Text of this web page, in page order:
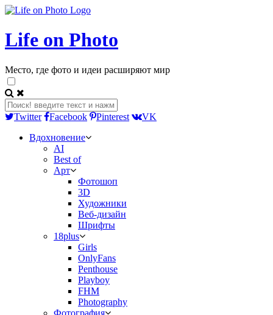
Life on Photo
Место, где фото и идеи расширяют мир
Twitter Facebook Pinterest
VK
Вдохновение
AI
Best of
Арт
Фотошоп
3D
Художники
Веб-дизайн
Шрифты
18plus
Girls
OnlyFans
Penthouse
Playboy
FHM
Photography
Фотография